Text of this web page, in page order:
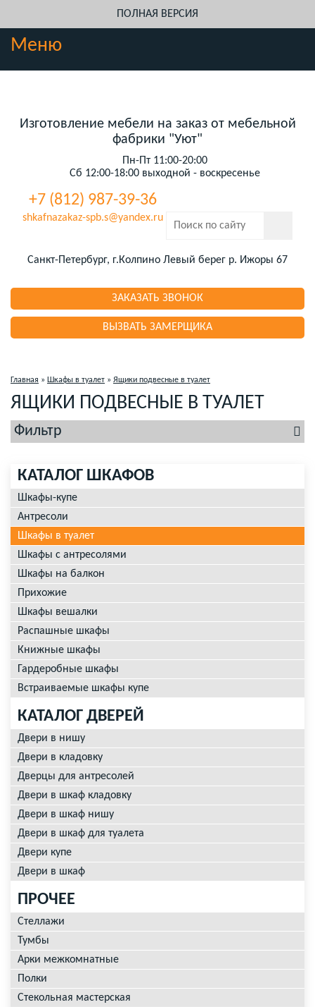
ПОЛНАЯ ВЕРСИЯ
Меню
Изготовление мебели на заказ от мебельной
фабрики "Уют"
Пн-Пт 11:00-20:00
Сб 12:00-18:00 выходной - воскресенье
+7 (812) 987-39-36
shkafnazakaz-spb.s@yandex.ru
Санкт-Петербург, г.Колпино Левый берег р. Ижоры 67
ЗАКАЗАТЬ ЗВОНОК
ВЫЗВАТЬ ЗАМЕРЩИКА
Главная » Шкафы в туалет » Ящики подвесные в туалет
ЯЩИКИ ПОДВЕСНЫЕ В ТУАЛЕТ
Фильтр
КАТАЛОГ ШКАФОВ
Шкафы-купе
Антресоли
Шкафы в туалет
Шкафы с антресолями
Шкафы на балкон
Прихожие
Шкафы вешалки
Распашные шкафы
Книжные шкафы
Гардеробные шкафы
Встраиваемые шкафы купе
КАТАЛОГ ДВЕРЕЙ
Двери в нишу
Двери в кладовку
Дверцы для антресолей
Двери в шкаф кладовку
Двери в шкаф нишу
Двери в шкаф для туалета
Двери купе
Двери в шкаф
ПРОЧЕЕ
Стеллажи
Тумбы
Арки межкомнатные
Полки
Стекольная мастерская